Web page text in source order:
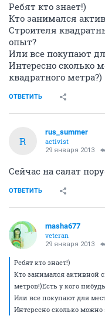
Ребят кто знает!)
Кто занимался
Строителя
опыт?
Или все покупают
Интересно сколько
квадратного метра?)
ОТВЕТИТЬ
R
rus_summer
activist
29 января 2013
Сейчас на салат
ОТВЕТИТЬ
masha677
veteran
29 января 2013
Ребят кто знает!)
Кто занимался активной
метров!)Есть у кого
Или все покупают для
Интересно сколько можно